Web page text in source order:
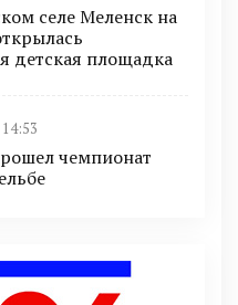
селе Меленск на
детская площадка
чемпионат